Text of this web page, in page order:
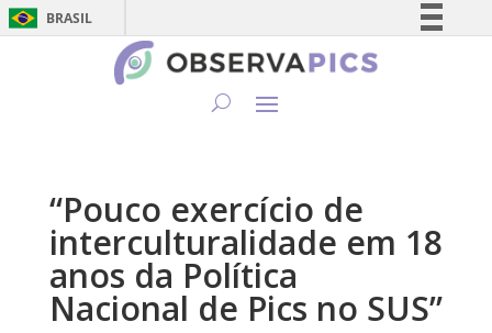
BRASIL
Simplifique!
Canais
“Pouco exercício de
interculturalidade em 18
anos da Política
Nacional de Pics no SUS”